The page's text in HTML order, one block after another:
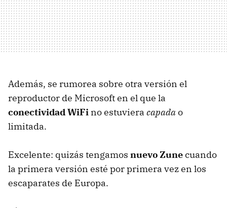
Además, se rumorea sobre otra versión el
reproductor de Microsoft en el que la
conectividad WiFi no estuviera capadao
limitada.
Excelente: quizás tengamos nuevo Zunecuando
la primera versión esté por primera vez en los
escaparates de Europa.